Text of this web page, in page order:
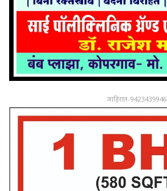
जाहिरात-9423439946